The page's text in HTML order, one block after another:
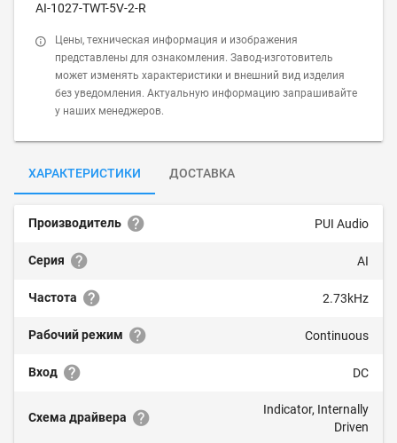
AI-1027-TWT-5V-2-R
Цены, техническая информация и изображения
представлены для ознакомления. Завод-изготовитель
может изменять характеристики и внешний вид изделия
без уведомления. Актуальную информацию запрашивайте
у наших менеджеров.
ХАРАКТЕРИСТИКИ ДОСТАВКА
Производитель PUI Audio
Серия AI
Частота 2.73kHz
Рабочий режим Continuous
Вход DC
Схема драйвера
Indicator, Internally
Driven